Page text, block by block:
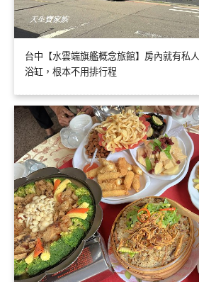
台中【水雲端旗艦概念旅館】房內就有私
浴缸，根本不用排行程